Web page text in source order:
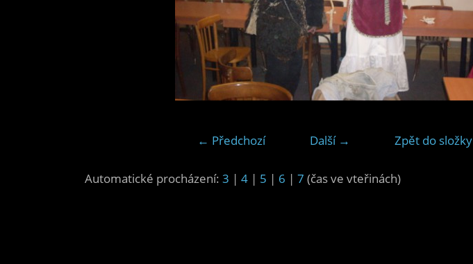
← Předchozí Další → Zpět do složky
Automatické procházení: 3 | 4 | 5 | 6 | 7 (čas ve vteřinách)